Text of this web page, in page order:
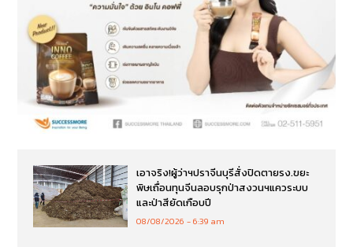
เอาจริง!ผู้ว่าฯปราจีนบุรีสั่งปิดตายรง.ขยะ
พิษเถื่อนทุนจีนลอบรุกป่าสงวนฯแควระบบ
และป่าสียัดเกือบปี
08/08/2026 6:39 am